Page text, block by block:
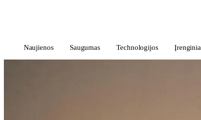
Naujienos Saugumas Technologijos